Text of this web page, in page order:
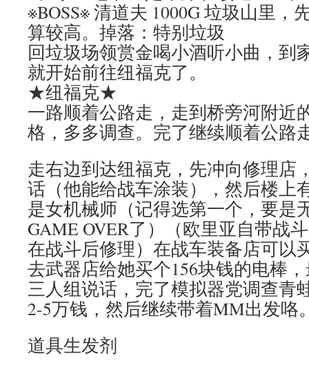
※BOSS※ 清道夫 1000G 垃圾山里，
算较高。掉落：特别垃圾
回垃圾场领赏金喝小酒听小曲，到
就开始前往纽福克了。
★纽福克★
一路顺着公路走，走到桥旁河附近
格，多多调查。完了继续顺着公路
走右边到达纽福克，先冲向修理店
话（他能给战车涂装），然后楼上
是女机械师（记得选第一个，要是
GAME OVER了）（欧里亚自带战
在战斗后修理）在战车装备店可以
去武器店给她买个156块钱的电棒
三人组说话，完了模拟器党调查青
2-5万钱，然后继续带着MM出发咯
道具生发剂